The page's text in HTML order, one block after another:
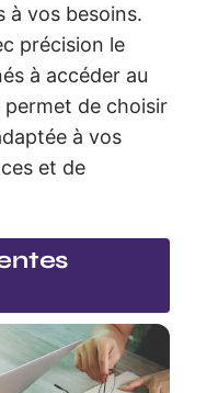
à vos besoins.
précision le
à accéder au
permet de choisir
à vos
et de